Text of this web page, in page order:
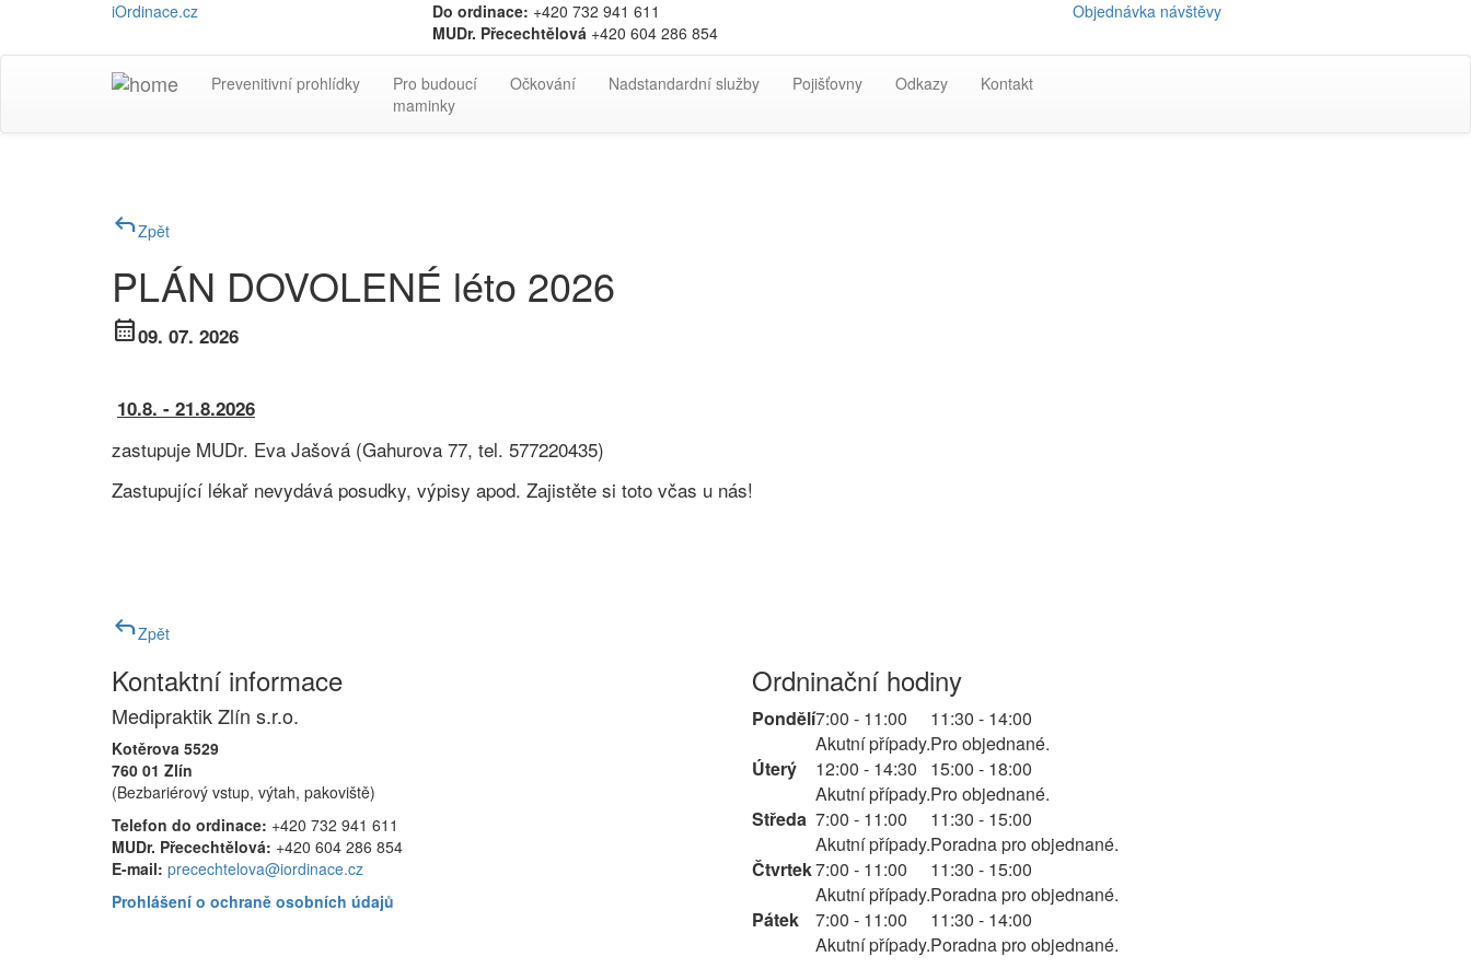
iOrdinace.cz Do ordinace: +420 732 941 611
MUDr. Přecechtělová+420 604 286 854
Objednávka návštěvy
Prevenitivní prohlídky
Pro budoucí
maminky
Očkování Nadstandardní služby Pojišťovny Odkazy Kontakt
replyZpět
PLÁN DOVOLENÉ léto 2026
calendar_month09. 07. 2026
10.8. - 21.8.2026
zastupuje MUDr. Eva Jašová (Gahurova 77, tel. 577220435)
Zastupující lékař nevydává posudky, výpisy apod. Zajistěte si toto včas u nás!
replyZpět
Kontaktní informace
Medipraktik Zlín s.r.o.
Kotěrova 5529
760 01 Zlín
(Bezbariérový vstup, výtah, pakoviště)
Telefon do ordinace: +420 732 941 611
MUDr. Přecechtělová: +420 604 286 854
E-mail: precechtelova@iordinace.cz
Prohlášení o ochraně osobních údajů
Ordninační hodiny
Pondělí7:00 - 11:00
11:30 - 14:00
Akutní případy.Pro objednané.
Úterý
12:00 - 14:30
15:00 - 18:00
Akutní případy.Pro objednané.
Středa 7:00 - 11:00
11:30 - 15:00
Akutní případy.Poradna pro objednané.
Čtvrtek7:00 - 11:00
11:30 - 15:00
Akutní případy.Poradna pro objednané.
Pátek
7:00 - 11:00
11:30 - 14:00
Akutní případy.Poradna pro objednané.